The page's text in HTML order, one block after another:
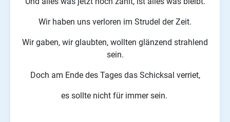
Wir haben uns verloren im Strudel der Zeit.
Wir gaben, wir glaubten, wollten glänzend strahlend
sein.
Doch am Ende des Tages das Schicksal verriet,
es sollte nicht für immer sein.